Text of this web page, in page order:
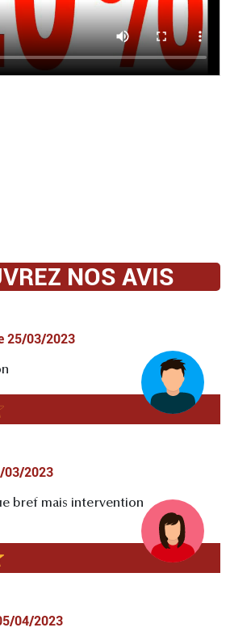
NOS AVIS
25/03/2023
03/2023
bref mais intervention
04/2023